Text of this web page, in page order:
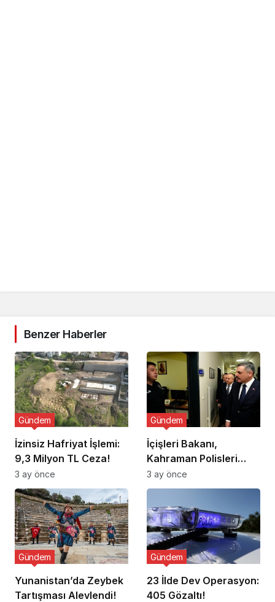
Benzer Haberler
İzinsiz Hafriyat İşlemi:
9,3 Milyon TL Ceza!
Gündem
3 ay önce
İçişleri Bakanı,
Kahraman Polisleri
Ziyaret Etti
Gündem
3 ay önce
Yunanistan’da Zeybek
Tartışması Alevlendi!
Gündem
23 İlde Dev Operasyon:
405 Gözaltı!
Gündem